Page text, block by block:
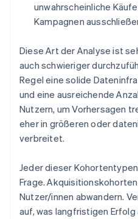
unwahrscheinliche
Kampagnen
Diese Art der Analyse ist
auch schwieriger
Regel eine solide
und eine ausreichende
Nutzern, um Vorhersagen
eher in größeren oder
verbreitet.
Jeder dieser
Frage.
Nutzer/innen abwandern.
auf, was langfristigen